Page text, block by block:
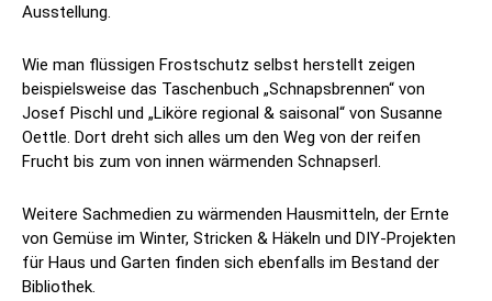
Ausstellung.
Wie man flüssigen Frostschutz selbst herstellt zeigen
beispielsweise das Taschenbuch „Schnapsbrennen“ von
Josef Pischl und „Liköre regional & saisonal“ von Susanne
Oettle. Dort dreht sich alles um den Weg von der reifen
Frucht bis zum von innen wärmenden Schnapserl.
Weitere Sachmedien zu wärmenden Hausmitteln, der Ernte
von Gemüse im Winter, Stricken & Häkeln und DIY-Projekten
für Haus und Garten finden sich ebenfalls im Bestand der
Bibliothek.